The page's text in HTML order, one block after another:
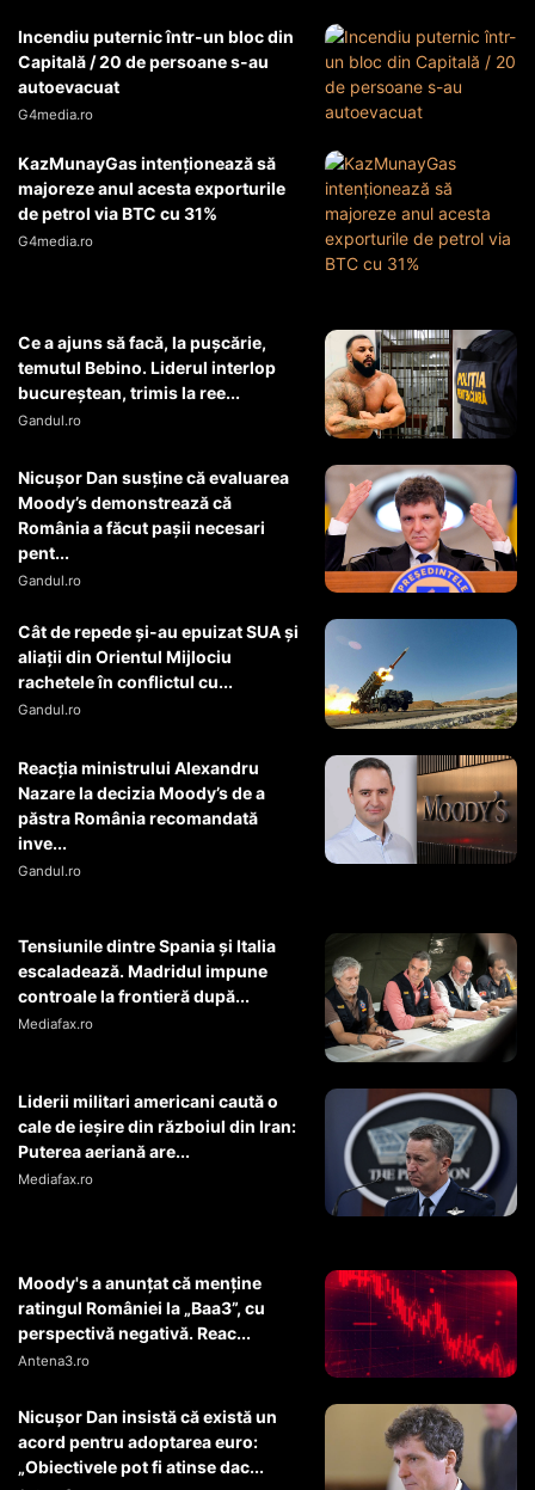
Incendiu puternic într-un bloc din
Capitală / 20 de persoane s-au
autoevacuat
G4media.ro
KazMunayGas intenţionează să
majoreze anul acesta exporturile
de petrol via BTC cu 31%
G4media.ro
Ce a ajuns să facă, la pușcărie,
temutul Bebino. Liderul interlop
bucureștean, trimis la ree...
Gandul.ro
Nicușor Dan susține că evaluarea
Moody’s demonstrează că
România a făcut pașii necesari
pent...
Gandul.ro
Cât de repede și-au epuizat SUA și
aliații din Orientul Mijlociu
rachetele în conflictul cu...
Gandul.ro
Reacția ministrului Alexandru
Nazare la decizia Moody’s de a
păstra România recomandată
inve...
Gandul.ro
Tensiunile dintre Spania și Italia
escaladează. Madridul impune
controale la frontieră după...
Mediafax.ro
Liderii militari americani caută o
cale de ieșire din războiul din Iran:
Puterea aeriană are...
Mediafax.ro
Moody's a anunțat că menține
ratingul României la „Baa3”, cu
perspectivă negativă. Reac...
Antena3.ro
Nicușor Dan insistă că există un
acord pentru adoptarea euro:
„Obiectivele pot fi atinse dac...